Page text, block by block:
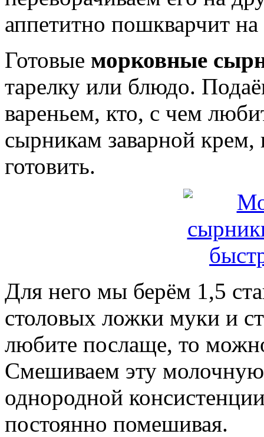
аппетитно пошкварчит
Готовые морковные
тарелку или блюдо.
вареньем, кто, с чем
сырникам заварной крем,
готовить.
Для него мы берём 1,5
столовых ложки муки и
любите послаще, то
Смешиваем эту
однородной
постоянно помешивая.